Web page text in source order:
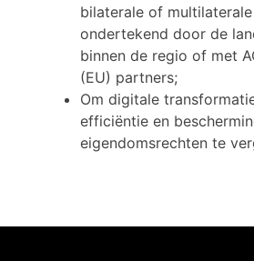
bilaterale of
ondertekend door de
binnen de regio of met
(EU) partners;
Om digitale
efficiëntie en
eigendomsrechten te